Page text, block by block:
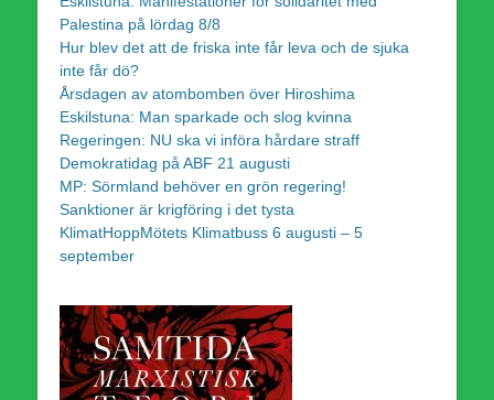
Palestina på lördag 8/8
Hur blev det att de friska inte får leva och de sjuka
inte får dö?
Årsdagen av atombomben över Hiroshima
Eskilstuna: Man sparkade och slog kvinna
Regeringen: NU ska vi införa hårdare straff
Demokratidag på ABF 21 augusti
MP: Sörmland behöver en grön regering!
Sanktioner är krigföring i det tysta
KlimatHoppMötets Klimatbuss 6 augusti – 5
september